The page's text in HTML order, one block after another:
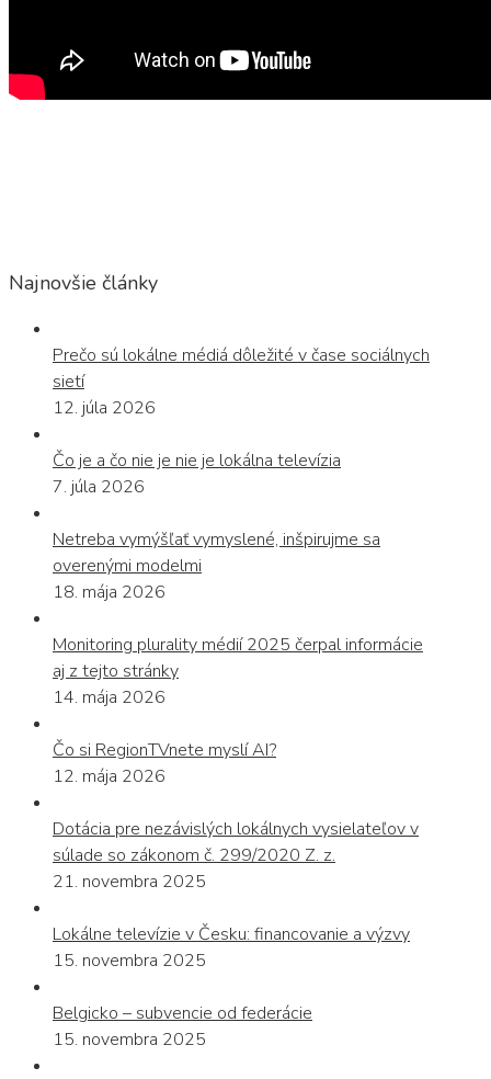
Najnovšie články
Prečo sú lokálne médiá dôležité v čase sociálnych
sietí
12. júla 2026
Čo je a čo nie je nie je lokálna televízia
7. júla 2026
Netreba vymýšľať vymyslené, inšpirujme sa
overenými modelmi
18. mája 2026
Monitoring plurality médií 2025 čerpal informácie
aj z tejto stránky
14. mája 2026
Čo si RegionTVnete myslí AI?
12. mája 2026
Dotácia pre nezávislých lokálnych vysielateľov v
súlade so zákonom č. 299/2020 Z. z.
21. novembra 2025
Lokálne televízie v Česku: financovanie a výzvy
15. novembra 2025
Belgicko – subvencie od federácie
15. novembra 2025